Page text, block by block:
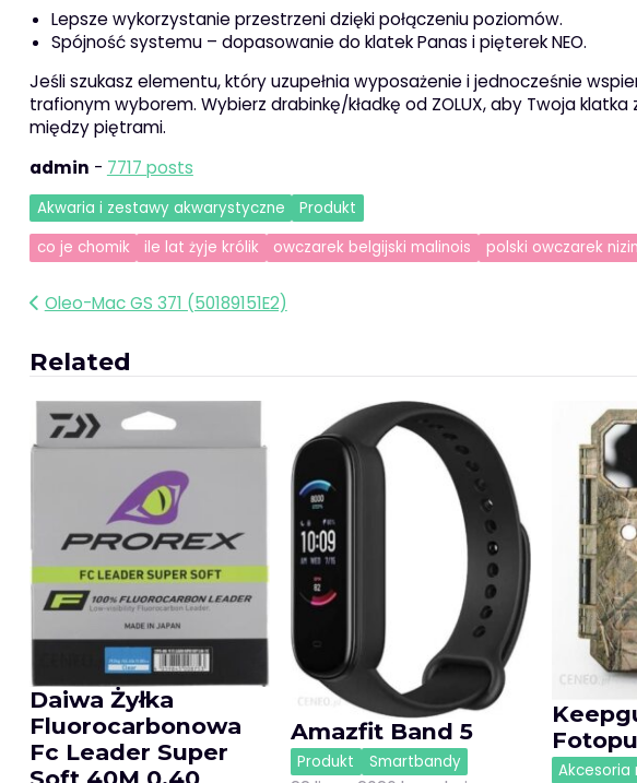
Lepsze wykorzystanie przestrzeni dzięki połączeniu poziomów.
Spójność systemu – dopasowanie do klatek Panas i pięterek NEO.
Jeśli szukasz elementu, który uzupełnia wyposażenie i jednocześnie
trafionym wyborem. Wybierz drabinkę/kładkę od ZOLUX, aby Twoja
między piętrami.
admin - 7717 posts
Akwaria i zestawy akwarystyczne
Produkt
co je chomik
ile lat żyje królik owczarek belgijski malinois polski owczarek
Nawigacja
Oleo-Mac GS 371 (50189151E2)
Related
Daiwa Żyłka
Fluorocarbonowa
Fc Leader Super
Amazfit Band 5
Produkt Smartbandy Akcesoria